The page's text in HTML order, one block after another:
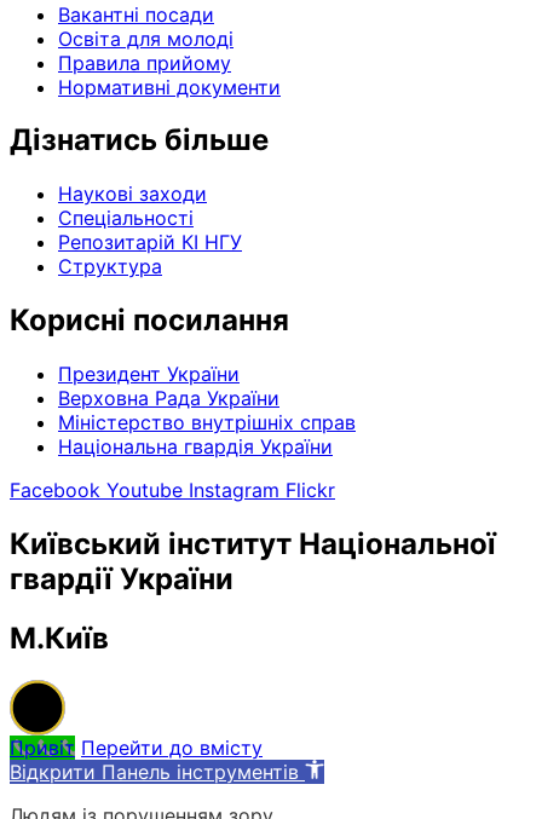
Вакантні посади
Освіта для молоді
Правила прийому
Нормативні документи
Дізнатись більше
Наукові заходи
Спеціальності
Репозитарій КІ НГУ
Структура
Корисні посилання
Президент України
Верховна Рада України
Міністерство внутрішніх справ
Національна гвардія України
Facebook Youtube Instagram Flickr
Київський інститут Національної
гвардії України
М.Київ
Привіт Перейти до вмісту
Відкрити Панель інструментів